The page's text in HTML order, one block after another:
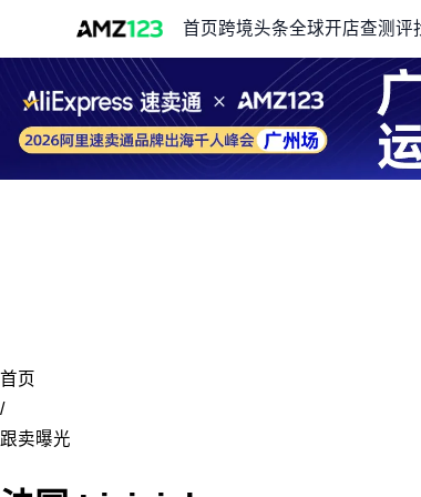
首页 跨境头条全球开店查测评
首页
/
跟卖曝光